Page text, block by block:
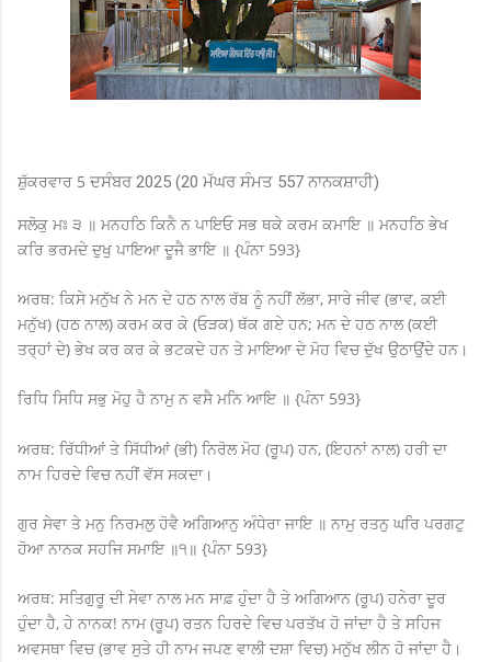
ਸ਼ੁੱਕਰਵਾਰ 5 ਦਸੰਬਰ 2025 (20 ਮੱਘਰ ਸੰਮਤ 557 ਨਾਨਕਸ਼ਾਹੀ)
ਸਲੋਕੁ ਮਃ ੩ ॥ ਮਨਹਠਿ ਕਿਨੈ ਨ ਪਾਇਓ ਸਭ ਥਕੇ ਕਰਮ ਕਮਾਇ ॥ ਮਨਹਠਿ ਭੇਖ
ਕਰਿ ਭਰਮਦੇ ਦੁਖੁ ਪਾਇਆ ਦੂਜੈ ਭਾਇ ॥ {ਪੰਨਾ 593}
ਅਰਥ: ਕਿਸੇ ਮਨੁੱਖ ਨੇ ਮਨ ਦੇ ਹਠ ਨਾਲ ਰੱਬ ਨੂੰ ਨਹੀਂ ਲੱਭਾ, ਸਾਰੇ ਜੀਵ (ਭਾਵ, ਕਈ
ਮਨੁੱਖ) (ਹਠ ਨਾਲ) ਕਰਮ ਕਰ ਕੇ (ਓੜਕ) ਥੱਕ ਗਏ ਹਨ; ਮਨ ਦੇ ਹਠ ਨਾਲ (ਕਈ
ਤਰ੍ਹਾਂ ਦੇ) ਭੇਖ ਕਰ ਕਰ ਕੇ ਭਟਕਦੇ ਹਨ ਤੇ ਮਾਇਆ ਦੇ ਮੋਹ ਵਿਚ ਦੁੱਖ ਉਠਾਉਂਦੇ ਹਨ।
ਰਿਧਿ ਸਿਧਿ ਸਭੁ ਮੋਹੁ ਹੈ ਨਾਮੁ ਨ ਵਸੈ ਮਨਿ ਆਇ ॥ {ਪੰਨਾ 593}
ਅਰਥ: ਰਿੱਧੀਆਂ ਤੇ ਸਿੱਧੀਆਂ (ਭੀ) ਨਿਰੋਲ ਮੋਹ (ਰੂਪ) ਹਨ, (ਇਹਨਾਂ ਨਾਲ) ਹਰੀ ਦਾ
ਨਾਮ ਹਿਰਦੇ ਵਿਚ ਨਹੀਂ ਵੱਸ ਸਕਦਾ।
ਗੁਰ ਸੇਵਾ ਤੇ ਮਨੁ ਨਿਰਮਲੁ ਹੋਵੈ ਅਗਿਆਨੁ ਅੰਧੇਰਾ ਜਾਇ ॥ ਨਾਮੁ ਰਤਨੁ ਘਰਿ ਪਰਗਟੁ
ਹੋਆ ਨਾਨਕ ਸਹਜਿ ਸਮਾਇ ॥੧॥ {ਪੰਨਾ 593}
ਅਰਥ: ਸਤਿਗੁਰੂ ਦੀ ਸੇਵਾ ਨਾਲ ਮਨ ਸਾਫ਼ ਹੁੰਦਾ ਹੈ ਤੇ ਅਗਿਆਨ (ਰੂਪ) ਹਨੇਰਾ ਦੂਰ
ਹੁੰਦਾ ਹੈ, ਹੇ ਨਾਨਕ! ਨਾਮ (ਰੂਪ) ਰਤਨ ਹਿਰਦੇ ਵਿਚ ਪਰਤੱਖ ਹੋ ਜਾਂਦਾ ਹੈ ਤੇ ਸਹਿਜ
ਅਵਸਥਾ ਵਿਚ (ਭਾਵ ਸੁਤੇ ਹੀ ਨਾਮ ਜਪਣ ਵਾਲੀ ਦਸ਼ਾ ਵਿਚ) ਮਨੁੱਖ ਲੀਨ ਹੋ ਜਾਂਦਾ ਹੈ।